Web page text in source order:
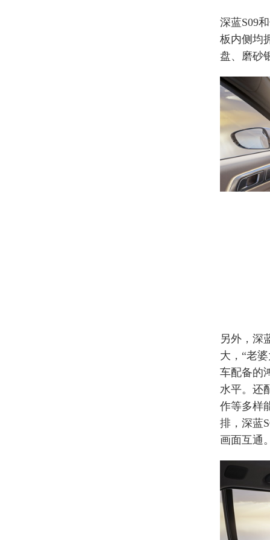
深蓝S09
板内侧均
盘、磨砂
另外，深
大，“老
车配备的
水平。还
作等多样
排，深蓝
画面互通